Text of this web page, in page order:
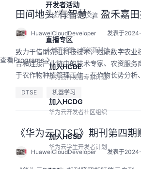
开发者活动
全球开发者技术交流
直播专区
大咖齐相聚，畅谈新科技
查看Programs
加入HCDE
华为云开发者专家计划
加入HCDG
华为云开发者社区组织
加入HCSD
华为云学生开发者计划
田间地头“有智慧”，盈禾嘉
HuaweiCloudDeveloper 发表于
致力于借助先进科技技术，赋能数字农
合和连接产业链中的技术专家、农资服
于农作物种植管理工作，在作物长势分
DTSE 机器学习
《华为云DTSE》期刊第四
HuaweiCloudDeveloper 发表于